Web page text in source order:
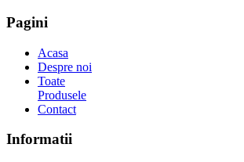
Pagini
Acasa
Despre noi
Toate
Produsele
Contact
Informatii